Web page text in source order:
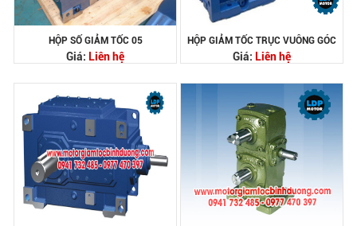
HỘP SỐ GIẢM TỐC 05
Giá: Liên hệ
HỘP GIẢM TỐC TRỤC VUÔNG GÓC
Giá: Liên hệ